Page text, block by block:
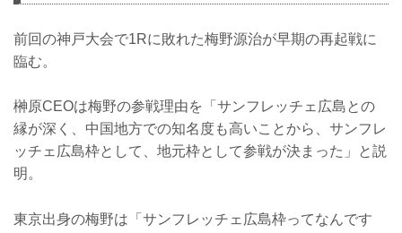
前回の神戸大会で1Rに敗れた梅野源治が早期の再起戦に
臨む。
榊原CEOは梅野の参戦理由を「サンフレッチェ広島との
縁が深く、中国地方での知名度も高いことから、サンフレ
ッチェ広島枠として、地元枠として参戦が決まった」と説
明。
東京出身の梅野は「サンフレッチェ広島枠ってなんです